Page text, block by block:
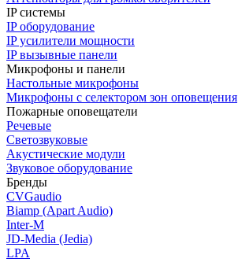
IP системы
IP оборудование
IP усилители мощности
IP вызывные панели
Микрофоны и панели
Настольные микрофоны
Микрофоны с селектором зон оповещения
Пожарные оповещатели
Речевые
Светозвуковые
Акустические модули
Звуковое оборудование
Бренды
CVGaudio
Biamp (Apart Audio)
Inter-M
JD-Media (Jedia)
LPA